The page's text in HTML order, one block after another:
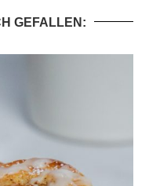
GEFALLEN: